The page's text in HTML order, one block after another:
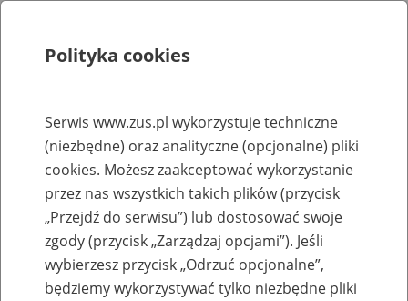
Rejestry, ewidencje i archiwa
Baza zlikwidowanych lub
przekształconych zakładów pracy
Nazwa zakładu pracy:
Polityka cookies
Serwis www.zus.pl wykorzystuje techniczne
(niezbędne) oraz analityczne (opcjonalne) pliki
cookies. Możesz zaakceptować wykorzystanie
przez nas wszystkich takich plików (przycisk
„Przejdź do serwisu”) lub dostosować swoje
zgody (przycisk „Zarządzaj opcjami”). Jeśli
wybierzesz przycisk „Odrzuć opcjonalne”,
będziemy wykorzystywać tylko niezbędne pliki